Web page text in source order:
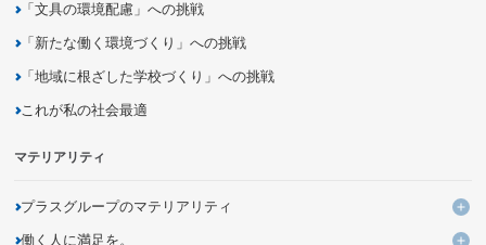
「文具の環境配慮」への挑戦
「新たな働く環境づくり」への挑戦
「地域に根ざした学校づくり」への挑戦
これが私の社会最適
マテリアリティ
プラスグループのマテリアリティ
プ
KPIと進捗
働く人に満足を。